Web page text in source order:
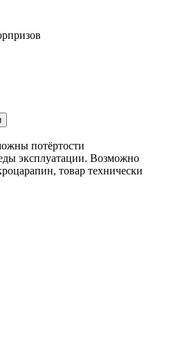
потёртости
эксплуатации. Возможно
товар технически